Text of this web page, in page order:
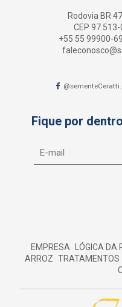
Rodovia BR
CEP
+55 55 99900-
Fique por
EMPRESA LÓGICA DA
ARROZ TRATAMENTOS